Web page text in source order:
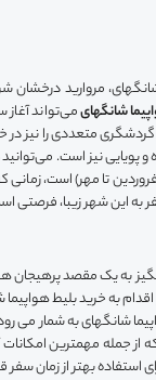
مروارید
شانگهایمی‌تواند
متعددی را نیز در
پویایی نیز است.
تا مهر) است،
به این شهر زیبا، فرصتی
به یک مقصد پرهیجان
به خرید بلیط
شانگهای به شمار می
جمله مهمترین
استفاده بهتر از زمان